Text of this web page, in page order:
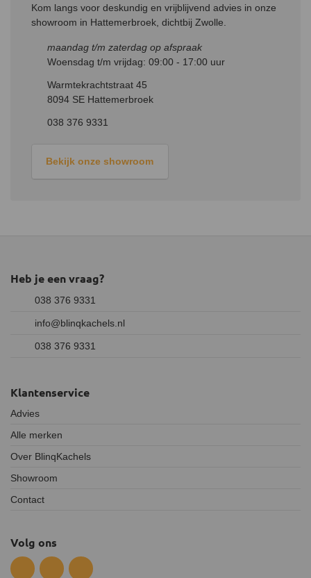
luchttoevoer in de weg zit.
De kachel is standaard ingesteld voor een bovenaansluiting,
echter kan je er ook voor kiezen om de kachel met
achteraansluiting te gebruiken. De Altech Ecosy basis heeft
Stoken van de kachel
De kachel is geschikt voor het stoken van schoon en voldoende
Echter wordt aangeraden om ongeveer 1,2 kg hout te stoken van
Kom langs voor deskundig en vrijblijvend advies in onze
showroom in Hattemerbroek, dichtbij Zwolle.
maandag t/m zaterdag op afspraak
Woensdag t/m vrijdag: 09:00 - 17:00 uur
Warmtekrachtstraat 45
8094 SE Hattemerbroek
038 376 9331
Bekijk onze showroom
Heb je een vraag?
038 376 9331
info@blinqkachels.nl
038 376 9331
Klantenservice
Advies
Alle merken
Over BlinqKachels
Showroom
Contact
Volg ons